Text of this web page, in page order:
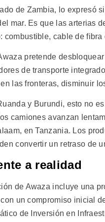
de Zambia, lo expresó
mar. Es que las arterias
combustible, cable de
pretende
de transporte
las fronteras, disminuir
y Burundi, esto no
camiones avanzan
en Tanzania. Los
convertir un retraso de
a realidad
de Awaza incluye una
un compromiso inicial
de Inversión en